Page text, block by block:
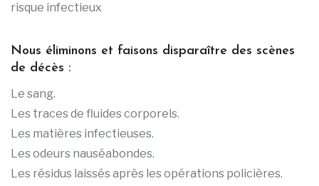
risque infectieux
Nous éliminons et faisons disparaître des scènes
de décès :
Le sang.
Les traces de fluides corporels.
Les matières infectieuses.
Les odeurs nauséabondes.
Les résidus laissés après les opérations policières.